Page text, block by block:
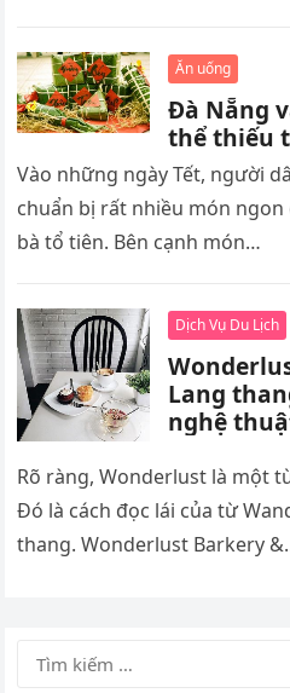
Ăn uống
Đà Nẵng
thể thiếu
Vào những ngày Tết, người
chuẩn bị rất nhiều món ngon
bà tổ tiên. Bên cạnh món…
Dịch Vụ Du Lịch
Lang
nghệ
Rõ ràng, Wonderlust là một
Đó là cách đọc lái của từ
thang. Wonderlust Barkery
Tìm
kiếm